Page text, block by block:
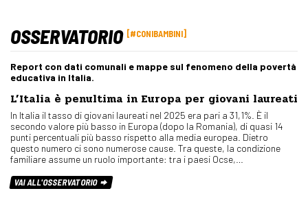
OSSERVATORIO #CONIBAMBINI
Report con dati comunali e mappe sul fenomeno della povertà
educativa in Italia.
L’Italia è penultima in Europa per giovani laureati
In Italia il tasso di giovani laureati nel 2025 era pari a 31,1%. È il
secondo valore più basso in Europa (dopo la Romania), di quasi 14
punti percentuali più basso rispetto alla media europea. Dietro
questo numero ci sono numerose cause. Tra queste, la condizione
familiare assume un ruolo importante: tra i paesi Ocse,…
VAI ALL'OSSERVATORIO